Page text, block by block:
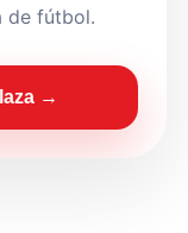
de fútbol.
→